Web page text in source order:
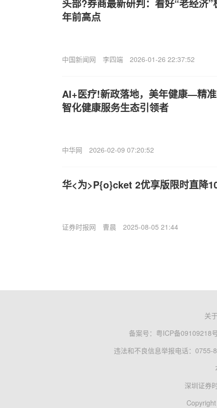
头部?券商最新研判：看好“老经济
年前高点
中国新闻网 李四端 2026-01-26 22:37:52
AI+医疗!新政落地，美年健康—精
智化健康服务生态引领者
中华网 2026-02-09 07:20:52
华<为>P{o}cket 2优享版限时直降
证券时报网 曹晨 2025-08-05 21:44
关
备案号： 粤ICP备09109218
违法和不良信息举报电话：0755-
深圳证券